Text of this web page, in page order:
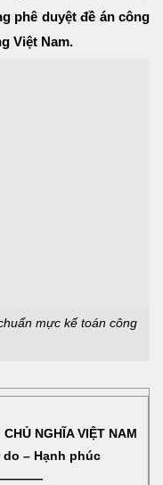
phê duyệt đề án công
Việt Nam.
mực kế toán công
NGHĨA VIỆT NAM
– Hạnh phúc